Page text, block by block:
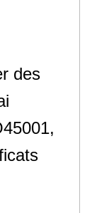
des